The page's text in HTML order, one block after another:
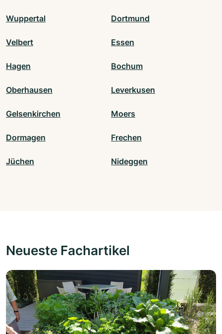
Wuppertal Dortmund
Velbert Essen
Hagen Bochum
Oberhausen Leverkusen
Gelsenkirchen Moers
Dormagen Frechen
Jüchen Nideggen
Neueste Fachartikel